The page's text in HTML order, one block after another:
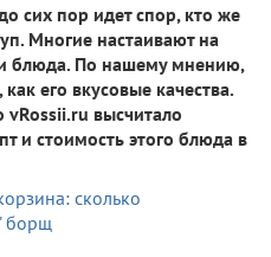
сих пор идет спор, кто же
Многие настаивают на
блюда. По нашему мнению,
его вкусовые качества.
высчитало
и стоимость этого блюда в